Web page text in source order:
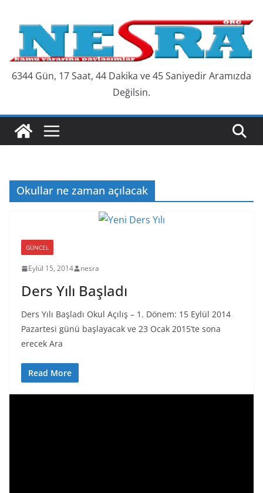
content
6344 Gün, 17 Saat, 44 Dakika ve 46 Saniyedir Aramızda
Değilsin.
Okullar ne zaman açılacak
GÜNCEL
Eylül 15, 2014 nesra
Ders Yılı Başladı
Ders Yılı Başladı Okul Açılış – 1. Dönem: 15 Eylül 2014
Pazartesi günü başlayacak ve 23 Ocak 2015’te sona
erecek Ara
Read More